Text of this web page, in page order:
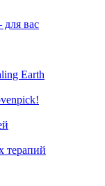
для вас
Earth
терапий